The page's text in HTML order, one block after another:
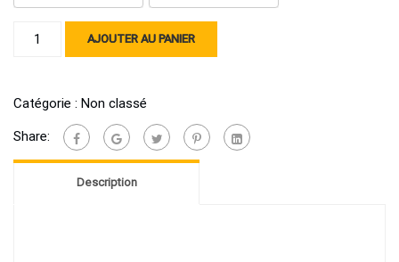
quantité
Scrum
-
en
AJOUTER AU PANIER
Catégorie : Non classé
Share:
Description